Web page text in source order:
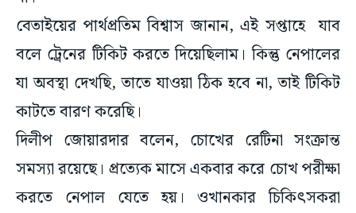
বেতাইয়ের পার্থপ্রতিম বিশ্বাস জানান, এই সপ্তাহে যাব
বলে ট্রেনের টিকিট করতে দিয়েছিলাম। কিন্তু নেপালের
যা অবস্থা দেখছি, তাতে যাওয়া ঠিক হবে না, তাই টিকিট
কাটতে বারণ করেছি।
দিলীপ জোয়ারদার বলেন, চোখের রেটিনা সংক্রান্ত
সমস্যা রয়েছে। প্রত্যেক মাসে একবার করে চোখ পরীক্ষা
করতে নেপাল যেতে হয়। ওখানকার চিকিৎসকরা